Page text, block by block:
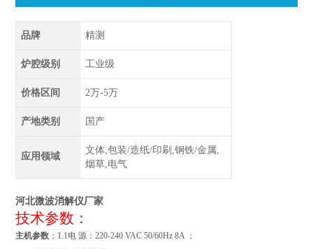
品牌 精测
炉腔级别 工业级
价格区间 2万-5万
产地类别 国产
应用领域
文体,包装/造纸/印刷,钢铁/金属,
烟草,电气
河北微波消解仪厂家
技术参数：
主机参数 ； 1.1电 源：220-240 VAC 50/60Hz 8A ；